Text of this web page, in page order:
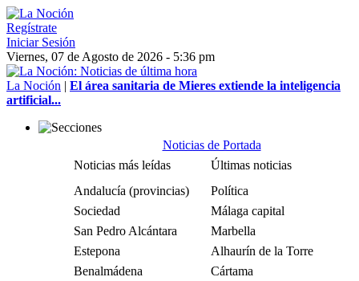
Regístrate
Iniciar Sesión
Viernes, 07 de Agosto de 2026 - 5:36 pm
La Noción | El área sanitaria de Mieres extiende la inteligencia
artificial...
Noticias de Portada
Noticias más leídas
Últimas noticias
Andalucía (provincias)
Política
Sociedad
Málaga capital
San Pedro Alcántara
Marbella
Estepona
Alhaurín de la Torre
Benalmádena
Cártama